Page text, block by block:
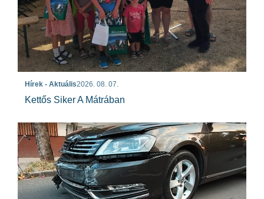
Hírek - Aktuális2026. 08. 07.
Kettős Siker A Mátrában